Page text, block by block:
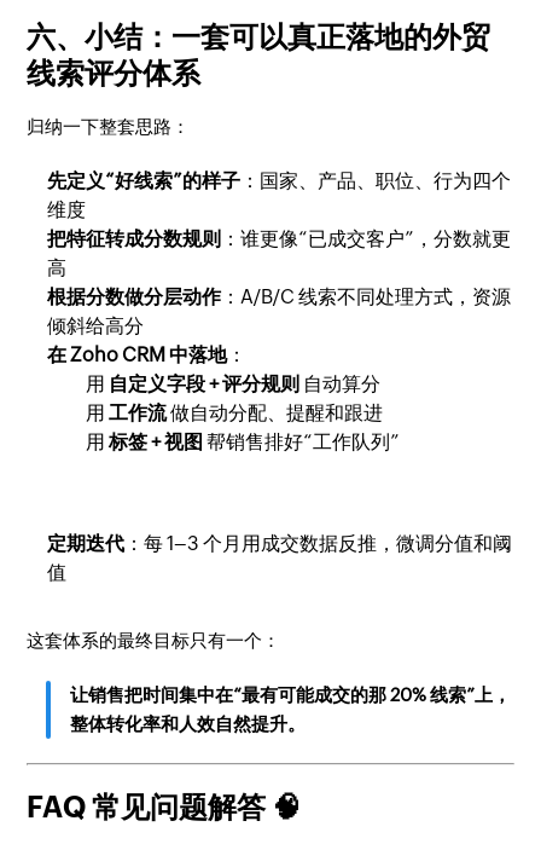
六、小结：一套可以真正落地的外贸
线索评分体系
归纳一下整套思路：
先定义“好线索”的样子 ：国家、产品、职位、行为四个
维度
把特征转成分数规则 ：谁更像“已成交客户”，分数就更
高
根据分数做分层动作：A/B/C 线索不同处理方式，资源
倾斜给高分
在 Zoho CRM 中落地：
用 自定义字段 + 评分规则 自动算分
用工作流做自动分配、提醒和跟进
用标签 + 视图 帮销售排好“工作队列”
定期迭代 ：每 1–3 个月用成交数据反推，微调分值和阈
值
这套体系的最终目标只有一个：
让销售把时间集中在“最有可能成交的那 20% 线索”上，
整体转化率和人效自然提升。
FAQ 常见问题解答 🧠